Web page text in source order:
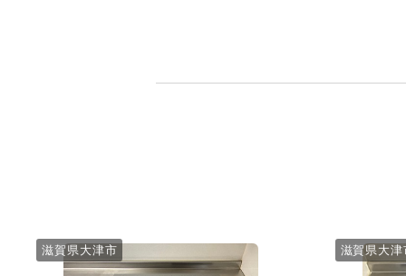
滋賀県大津市 滋賀県大津